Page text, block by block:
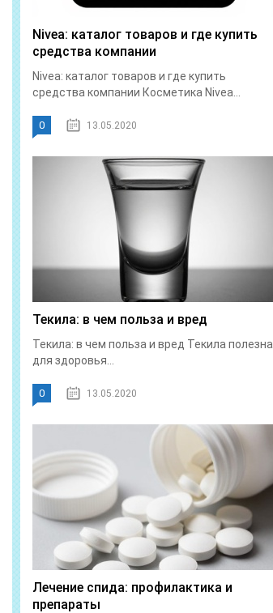
Nivea: каталог товаров и где купить
средства компании
Nivea: каталог товаров и где купить
средства компании Косметика Nivea...
0 13.05.2020
Текила: в чем польза и вред
Текила: в чем польза и вред Текила полезна
для здоровья...
0 13.05.2020
Лечение спида: профилактика и
препараты